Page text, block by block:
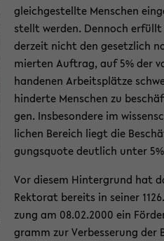
gleich­ge­stell­te Men­schen
stellt wer­den. Den­noch er­füllt
der­zeit nicht den ge­setz­lich
mier­ten Auf­trag, auf 5% der
han­de­nen Ar­beits­plät­ze
hin­der­te Men­schen zu
gen. Ins­be­son­de­re im
li­chen Be­reich liegt die
gungs­quo­te deut­lich unter
Vor die­sem Hin­ter­grund hat
Rek­to­rat be­reits in sei­ner
zung am 08.02.2000 ein
gramm zur Ver­bes­se­rung der